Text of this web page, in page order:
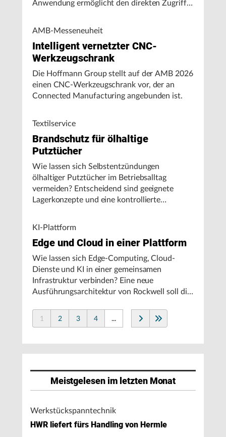
Anwendung ermöglicht den direkten Zugriff
Energieverbrauch.
AMB-Messeneuheit
Intelligent vernetzter CNC-
Werkzeugschrank
Die Hoffmann Group stellt auf der AMB 2026
einen CNC-Werkzeugschrank vor, der an
Connected Manufacturing angebunden ist.
Textilservice
Brandschutz für ölhaltige
Putztücher
Wie lassen sich Selbstentzündungen
ölhaltiger Putztücher im Betriebsalltag
vermeiden? Entscheidend sind geeignete
Lagerkonzepte und eine kontrollierte
KI-Plattform
Edge und Cloud in einer Plattform
Wie lassen sich Edge-Computing, Cloud-
Dienste und KI in einer gemeinsamen
Infrastruktur verbinden? Eine neue
Ausführungsarchitektur von Rockwell soll die
vereinfachen und den autonomen
Fertigungsbetrieb unterstützen.
1 2 3 4 ...
Meistgelesen im letzten Monat
Werkstückspanntechnik
HWR liefert fürs Handling von Hermle